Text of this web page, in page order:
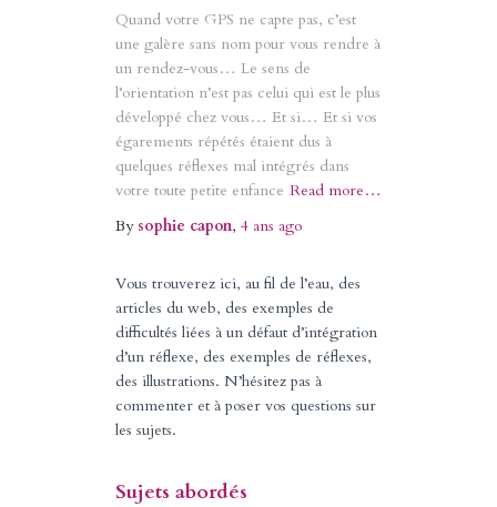
Quand votre GPS ne capte pas, c’est
une galère sans nom pour vous rendre à
un rendez-vous… Le sens de
l’orientation n’est pas celui qui est le plus
développé chez vous… Et si… Et si vos
égarements répétés étaient dus à
quelques réflexes mal intégrés dans
votre toute petite enfance Read more…
By sophie capon, 4 ans ago
Vous trouverez ici, au fil de l’eau, des
articles du web, des exemples de
difficultés liées à un défaut d’intégration
d’un réflexe, des exemples de réflexes,
des illustrations. N’hésitez pas à
commenter et à poser vos questions sur
les sujets.
Sujets abordés